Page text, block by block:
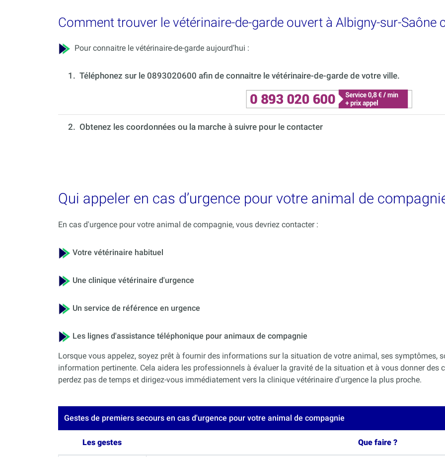
Comment trouver le vétérinaire-de-garde ouvert à Albigny-sur-Saône
Pour connaitre le vétérinaire-de-garde aujourd’hui :
1. Téléphonez sur le 0893020600 afin de connaitre le vétérinaire-de-garde de votre ville.
2. Obtenez les coordonnées ou la marche à suivre pour le contacter
Qui appeler en cas d’urgence pour votre animal de
En cas d'urgence pour votre animal de compagnie, vous devriez contacter :
Votre vétérinaire habituel
Une clinique vétérinaire d'urgence
Un service de référence en urgence
Les lignes d'assistance téléphonique pour animaux de compagnie
Lorsque vous appelez, soyez prêt à fournir des informations sur la situation de votre animal, ses symptômes,
information pertinente. Cela aidera les professionnels à évaluer la gravité de la situation et à vous donner des
perdez pas de temps et dirigez-vous immédiatement vers la clinique vétérinaire d'urgence la plus proche.
Gestes de premiers secours en cas d'urgence pour votre animal de compagnie
Les gestes Que faire ?